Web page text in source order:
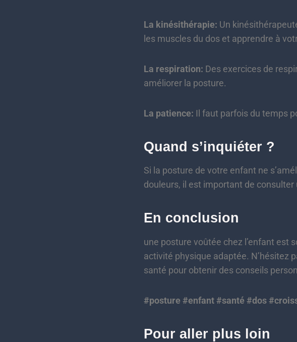
La kinésithérapie: Un
les muscles du dos et apprendre à
La respiration: Des exercices de
améliorer la posture.
La patience: Il faut parfois du temps
Quand s’inquiéter ?
Si la posture de votre enfant ne
douleurs, il est important de consulter
En conclusion
une posture voûtée chez l’enfant est
activité physique adaptée. N’hésitez
santé pour obtenir des conseils
#posture #enfant #santé #dos
Pour aller plus loin